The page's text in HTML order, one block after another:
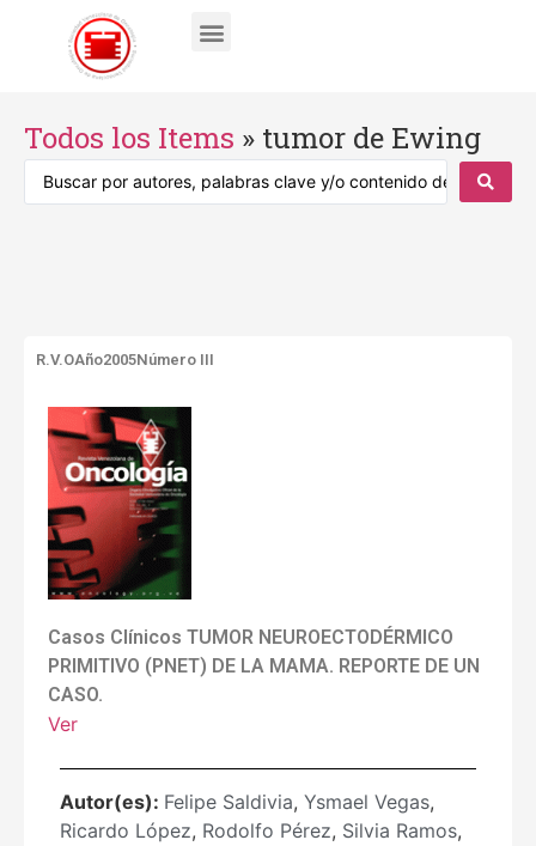
Todos los Items » tumor de Ewing
R.V.OAño2005Número III
Casos Clínicos TUMOR NEUROECTODÉRMICO
PRIMITIVO (PNET) DE LA MAMA. REPORTE DE UN
CASO.
Ver
Autor(es): Felipe Saldivia, Ysmael Vegas,
Ricardo López, Rodolfo Pérez, Silvia Ramos,